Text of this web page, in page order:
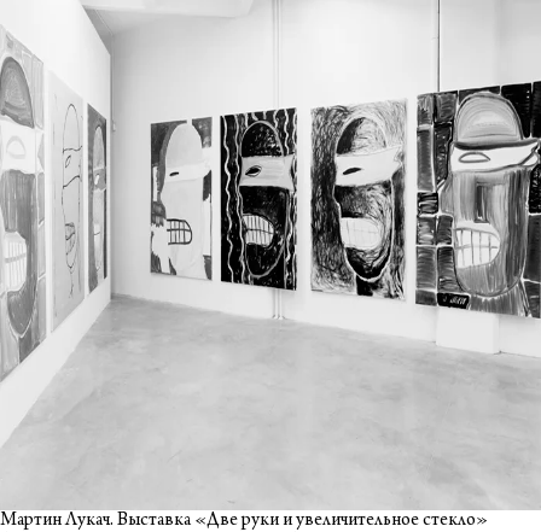
Мартин Лукач. Выставка «Две руки и увеличительное стекло»